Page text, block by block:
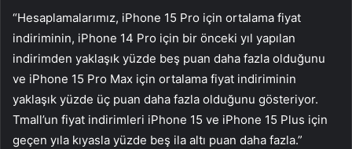
“Hesaplamalarımız, iPhone 15 Pro için ortalama fiyat
indiriminin, iPhone 14 Pro için bir önceki yıl yapılan
indirimden yaklaşık yüzde beş puan daha fazla olduğunu
ve iPhone 15 Pro Max için ortalama fiyat indiriminin
yaklaşık yüzde üç puan daha fazla olduğunu gösteriyor.
Tmall’un fiyat indirimleri iPhone 15 ve iPhone 15 Plus için
geçen yıla kıyasla yüzde beş ila altı puan daha fazla.”